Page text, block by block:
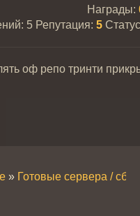
5
Награды:
Репутация: 5
оф репо тринти
» Готовые сервера /